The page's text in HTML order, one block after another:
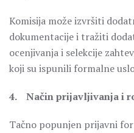
Komisija može izvršiti
dokumentacije i tražiti
ocenjivanja i selekcije
koji su ispunili formalne
4. Način prijavljivanja i
Tačno popunjen prijavni